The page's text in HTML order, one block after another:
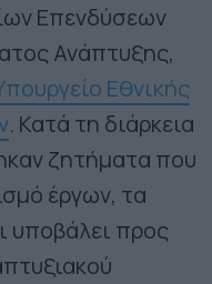
Επενδύσεων
Ανάπτυξης,
Εθνικής
. Κατά τη διάρκεια
ζητήματα που
έργων, τα
υποβάλει προς